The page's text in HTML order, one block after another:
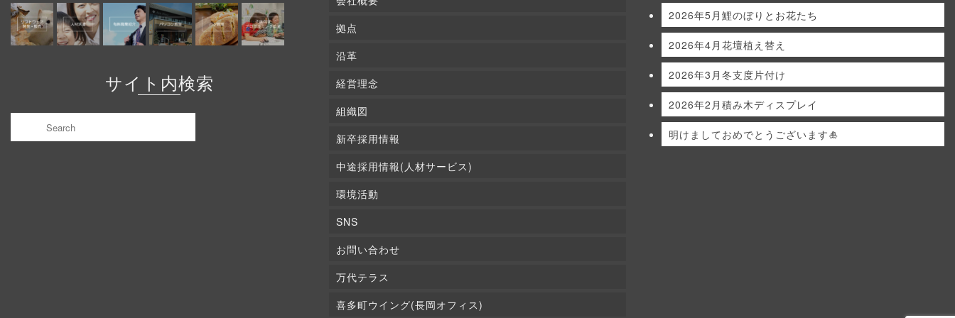
サイト内検索
拠点
沿革
経営理念
組織図
新卒採用情報
中途採用情報(人材サービス)
環境活動
SNS
お問い合わせ
万代テラス
喜多町ウイング(長岡オフィス)
2026年5月鯉のぼりとお花たち
2026年4月花壇植え替え
2026年3月冬支度片付け
2026年2月積み木ディスプレイ
明けましておめでとうございます🎍